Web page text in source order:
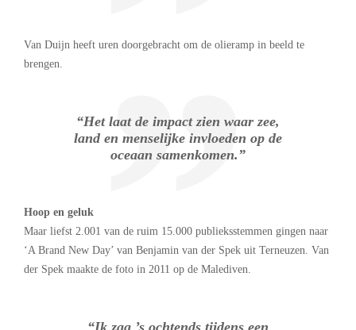
Van Duijn heeft uren doorgebracht om de olieramp in beeld te
brengen.
“Het laat de impact zien waar zee,
land en menselijke invloeden op de
oceaan samenkomen.”
Hoop en geluk
Maar liefst 2.001 van de ruim 15.000 publieksstemmen gingen naar
‘A Brand New Day’ van Benjamin van der Spek uit Terneuzen. Van
der Spek maakte de foto in 2011 op de Malediven.
“Ik zag ’s ochtends tijdens een